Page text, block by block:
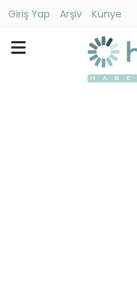
Giriş Yap Arşiv
Künye